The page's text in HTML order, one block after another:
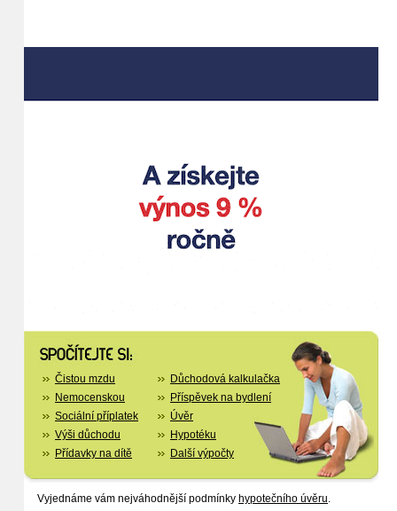
Čistou mzdu
Nemocenskou
Sociální příplatek
Výši důchodu
Přídavky na dítě
Důchodová kalkulačka
Příspěvek na bydlení
Úvěr
Hypotéku
Další výpočty
Vyjednáme vám nejváhodnější podmínky hypotečního úvěru.